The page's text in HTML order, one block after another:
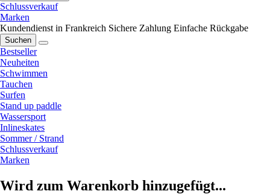
Schlussverkauf
Marken
Kundendienst in Frankreich Sichere Zahlung Einfache Rückgabe
Suchen
Bestseller
Neuheiten
Schwimmen
Tauchen
Surfen
Stand up paddle
Wassersport
Inlineskates
Sommer / Strand
Schlussverkauf
Marken
Wird zum Warenkorb hinzugefügt...